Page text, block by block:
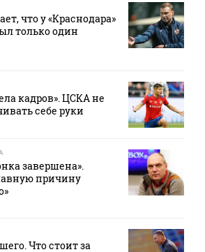
что у «Краснодара»
только один
кадров». ЦСКА не
себе руки
завершена».
причину
Что стоит за